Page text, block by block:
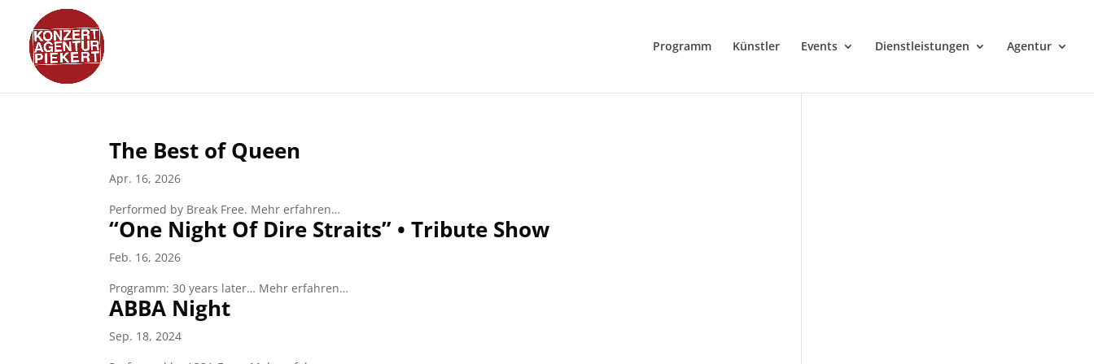
Programm Künstler Events Dienstleistungen Agentur
The Best of Queen
Apr. 16, 2026
Performed by Break Free. Mehr erfahren…
“One Night Of Dire Straits” • Tribute Show
Feb. 16, 2026
Programm: 30 years later… Mehr erfahren…
ABBA Night
Sep. 18, 2024